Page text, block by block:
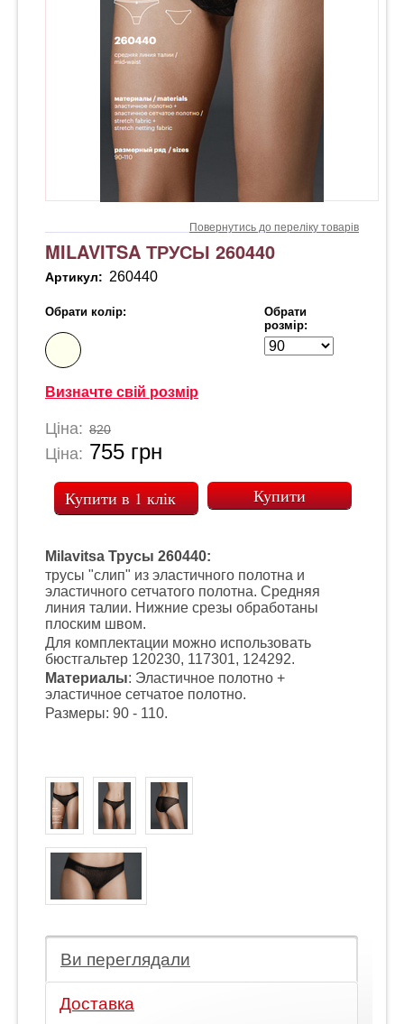
Повернутись до переліку товарів
MILAVITSA ТРУСЫ 260440
Артикул: 260440
Обрати колір:
Обрати
розмір:
Визначте свій розмір
Ціна: 820
Ціна: 755 грн
Купити в 1 клік
Milavitsa Трусы 260440:
трусы "слип" из эластичного полотна и
эластичного сетчатого полотна. Средняя
линия талии. Нижние срезы обработаны
плоским швом.
Для комплектации можно использовать
бюстгальтер 120230, 117301, 124292.
Материалы: Эластичное полотно +
эластичное сетчатое полотно.
Размеры: 90 - 110.
Ви переглядали
Доставка